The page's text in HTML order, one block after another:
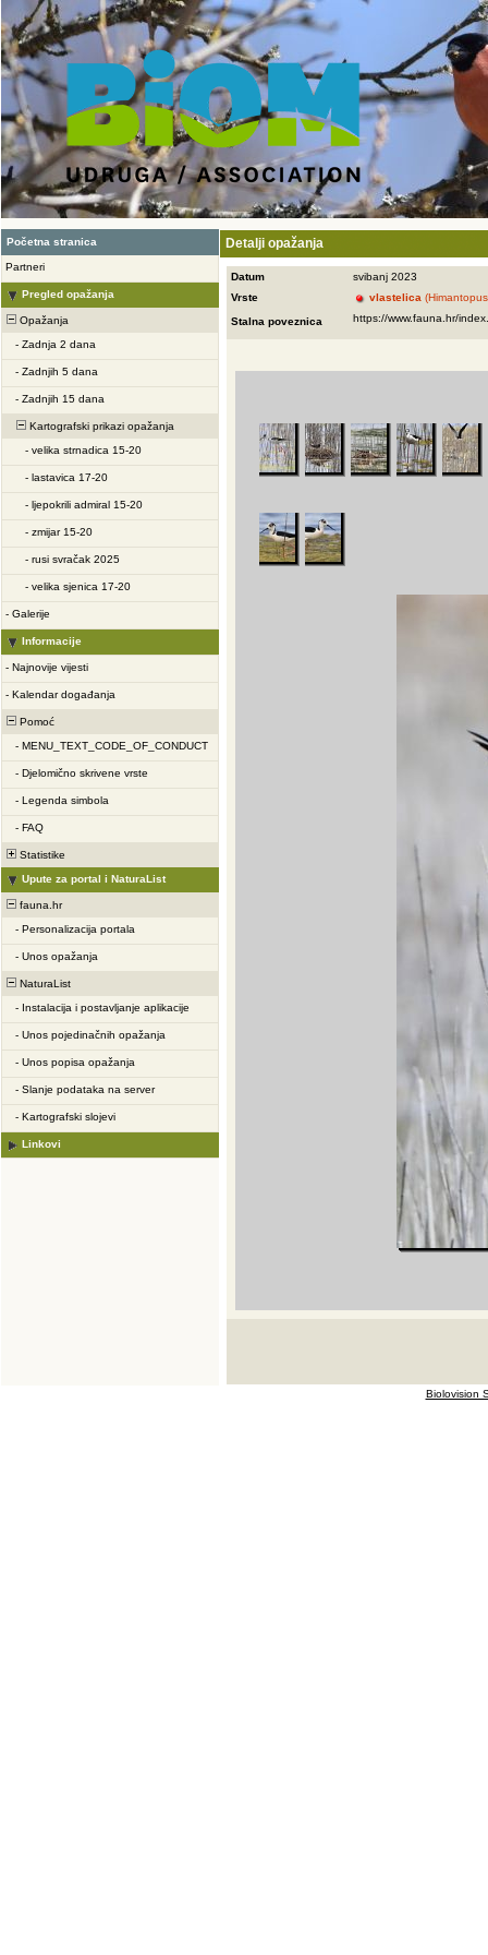
Početna stranica
Partneri
Pregled opažanja
Opažanja
- Zadnja 2 dana
- Zadnjih 5 dana
- Zadnjih 15 dana
Kartografski prikazi opažanja
- velika strnadica 15-20
- lastavica 17-20
- ljepokrili admiral 15-20
- zmijar 15-20
- rusi svračak 2025
- velika sjenica 17-20
- Galerije
Informacije
- Najnovije vijesti
- Kalendar događanja
Pomoć
- MENU_TEXT_CODE_OF_CONDUCT
- Djelomično skrivene vrste
- Legenda simbola
- FAQ
Statistike
Upute za portal i NaturaList
fauna.hr
- Personalizacija portala
- Unos opažanja
NaturaList
- Instalacija i postavljanje aplikacije
- Unos pojedinačnih opažanja
- Unos popisa opažanja
- Slanje podataka na server
- Kartografski slojevi
Linkovi
Detalji opažanja
Datum
svibanj 2023
Vrste
vlastelica
Stalna poveznica
Biolovision